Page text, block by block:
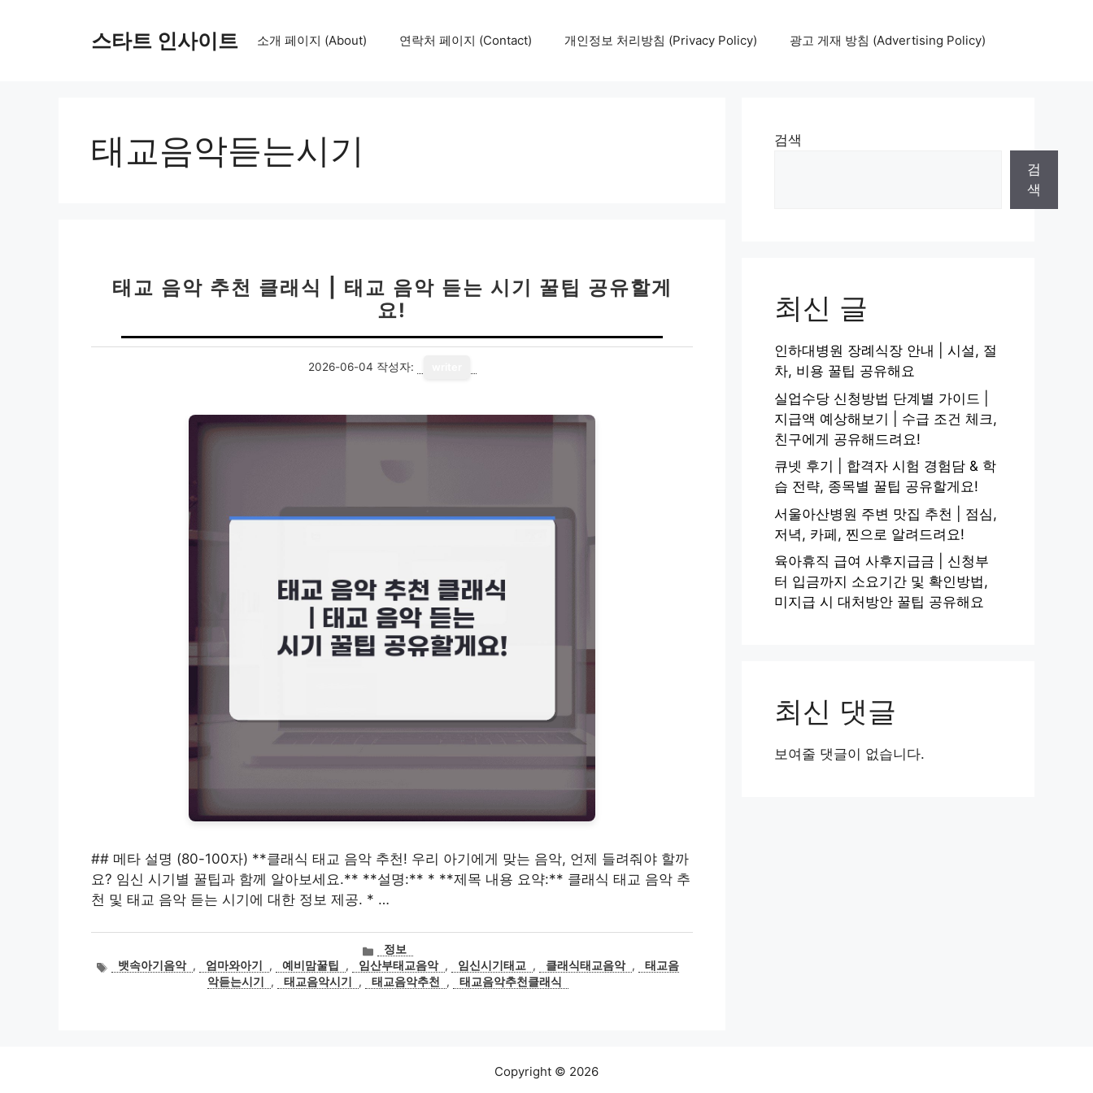
스타트 인사이트 소개 페이지 (About) 연락처 페이지 (Contact) 개인정보 처리방침 (Privacy Policy) 광고 게재 방침 (Advertising Policy)
태교음악듣는시기
태교 음악 추천 클래식 | 태교 음악 듣는 시기 꿀팁 공유할게
요!
2026-06-04 작성자:
## 메타 설명 (80-100자) **클래식 태교 음악 추천! 우리 아기에게 맞는 음악, 언제 들려줘야 할까
요? 임신 시기별 꿀팁과 함께 알아보세요.** **설명:** * **제목 내용 요약:** 클래식 태교 음악 추
천 및 태교 음악 듣는 시기에 대한 정보 제공. * …
카
테
고
정보
태뱃속아기음악 , 엄마와아기 , 예비맘꿀팁 , 임산부태교음악 , 임신시기태교 , 클래식태교음악 ,
태교음
악듣는시기
, 태교음악시기 , 태교음악추천 , 태교음악추천클래식
검색
검
색
최신 글
인하대병원 장례식장 안내 | 시설, 절
차, 비용 꿀팁 공유해요
실업수당 신청방법 단계별 가이드 |
지급액 예상해보기 | 수급 조건 체크,
친구에게 공유해드려요!
큐넷 후기 | 합격자 시험 경험담 & 학
습 전략, 종목별 꿀팁 공유할게요!
서울아산병원 주변 맛집 추천 | 점심,
저녁, 카페, 찐으로 알려드려요!
육아휴직 급여 사후지급금 | 신청부
터 입금까지 소요기간 및 확인방법,
미지급 시 대처방안 꿀팁 공유해요
최신 댓글
보여줄 댓글이 없습니다.
Copyright © 2026